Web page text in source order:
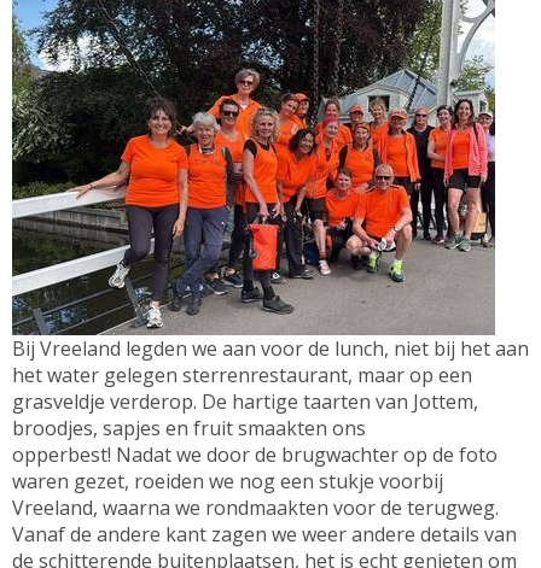
Bij Vreeland legden we aan voor de lunch, niet bij het aan
het water gelegen sterrenrestaurant, maar op een
grasveldje verderop. De hartige taarten van Jottem,
broodjes, sapjes en fruit smaakten ons
opperbest! Nadat we door de brugwachter op de foto
waren gezet, roeiden we nog een stukje voorbij
Vreeland, waarna we rondmaakten voor de terugweg.
Vanaf de andere kant zagen we weer andere details van
de schitterende buitenplaatsen, het is echt genieten om